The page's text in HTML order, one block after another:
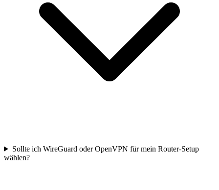
Sollte ich WireGuard oder OpenVPN für mein Router-Setup
wählen?